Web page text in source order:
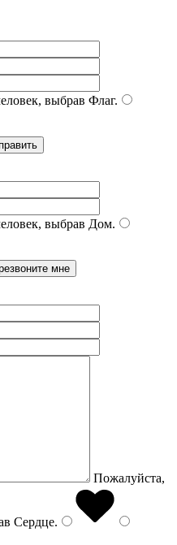
выбрав Флаг.
выбрав Дом.
Пожалуйста,
Сердце.